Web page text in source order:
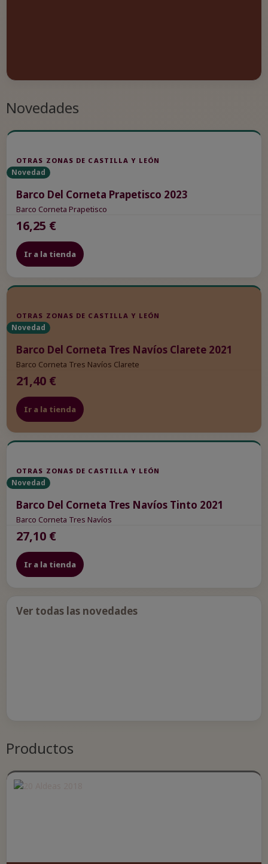
Novedades
OTRAS ZONAS DE CASTILLA Y LEÓN
Novedad
Barco Del Corneta Prapetisco 2023
Barco Corneta Prapetisco
16,25 €
Ir a la tienda
OTRAS ZONAS DE CASTILLA Y LEÓN
Novedad
Barco Del Corneta Tres Navíos Clarete 2021
Barco Corneta Tres Navíos Clarete
21,40 €
Ir a la tienda
OTRAS ZONAS DE CASTILLA Y LEÓN
Novedad
Barco Del Corneta Tres Navíos Tinto 2021
Barco Corneta Tres Navíos
27,10 €
Ir a la tienda
Ver todas las novedades
Productos